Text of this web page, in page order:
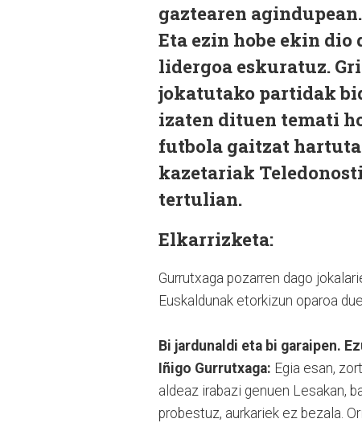
gaztearen agindupean.
Eta ezin hobe ekin
lidergoa eskuratuz.
jokatutako partidak
izaten dituen temati
futbola gaitzat
kazetariak
tertulian.
Elkarrizketa:
Gurrutxaga pozarren dago
Euskaldunak etorkizun oparoa
Bi jardunaldi eta bi garaipen.
Iñigo Gurrutxaga: Egia esan,
aldeaz irabazi genuen Lesakan,
probestuz, aurkariek ez bezala.